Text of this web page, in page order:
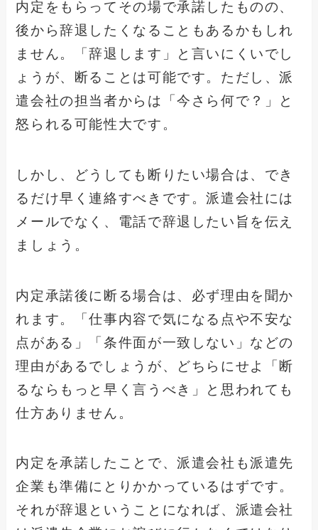
内定をもらってその場で承諾したものの、
後から辞退したくなることもあるかもしれ
ません。「辞退します」と言いにくいでし
ょうが、断ることは可能です。ただし、派
遣会社の担当者からは「今さら何で？」と
怒られる可能性大です。
しかし、どうしても断りたい場合は、でき
るだけ早く連絡すべきです。派遣会社には
メールでなく、電話で辞退したい旨を伝え
ましょう。
内定承諾後に断る場合は、必ず理由を聞か
れます。「仕事内容で気になる点や不安な
点がある」「条件面が一致しない」などの
理由があるでしょうが、どちらにせよ「断
るならもっと早く言うべき」と思われても
仕方ありません。
内定を承諾したことで、派遣会社も派遣先
企業も準備にとりかかっているはずです。
それが辞退ということになれば、派遣会社